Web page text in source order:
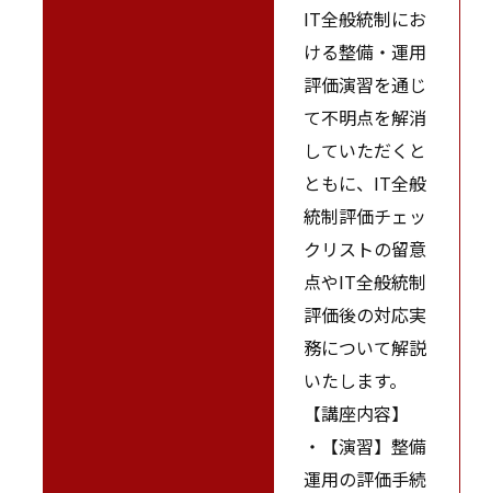
IT全般統制にお
ける整備・運用
評価演習を通じ
て不明点を解消
していただくと
ともに、IT全般
統制評価チェッ
クリストの留意
点やIT全般統制
評価後の対応実
務について解説
いたします。
【講座内容】
・【演習】整備
運用の評価手続